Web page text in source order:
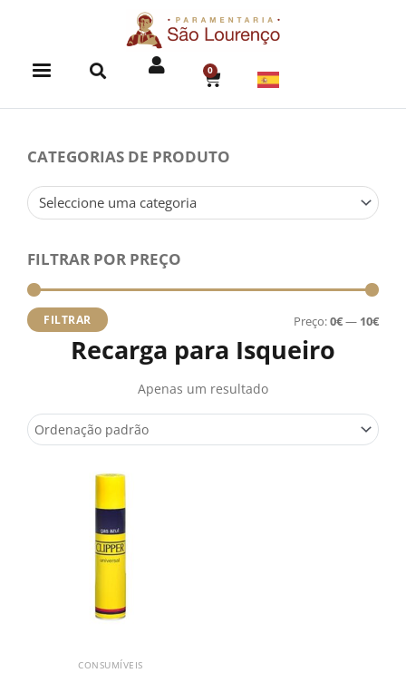
0
CART
CATEGORIAS DE PRODUTO
Seleccione uma categoria
FILTRAR POR PREÇO
FILTRAR Preço:0€— 10€
Recarga para Isqueiro
Apenas um resultado
CONSUMÍVEIS